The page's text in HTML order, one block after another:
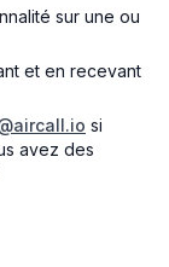
sur une ou
et en recevant
si
avez des